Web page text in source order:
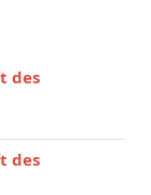
des
des